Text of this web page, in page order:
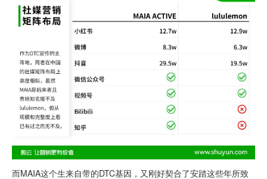
而MAIA这个生来自带的DTC基因，又刚好契合了安踏这些年所致